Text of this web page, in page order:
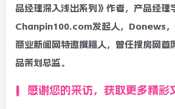
品经理深入浅出系列》作者，产品经理
Chanpin100.com发起人，Donews，
商业新闻网特邀撰稿人，曾任搜房网首
品策划总监。
感谢您的来访，获取更多精彩